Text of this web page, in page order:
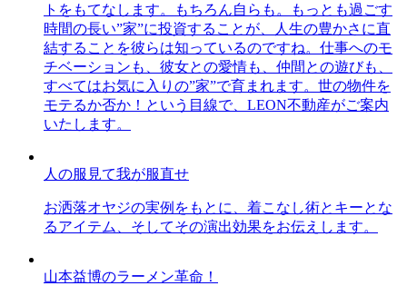
トをもてなします。もちろん自らも。もっとも過ごす
時間の長い”家”に投資することが、人生の豊かさに直
結することを彼らは知っているのですね。仕事へのモ
チベーションも、彼女との愛情も、仲間との遊びも、
すべてはお気に入りの”家”で育まれます。世の物件を
モテるか否か！という目線で、LEON不動産がご案内
いたします。
人の服見て我が服直せ
お洒落オヤジの実例をもとに、着こなし術とキーとな
るアイテム、そしてその演出効果をお伝えします。
山本益博のラーメン革命！